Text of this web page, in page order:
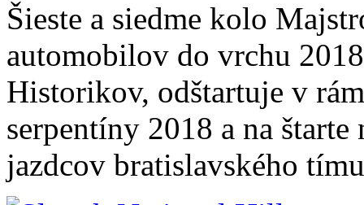
Šieste a siedme kolo
automobilov do vrchu
Historikov, odštartuje v
serpentíny 2018 a na
jazdcov bratislavského